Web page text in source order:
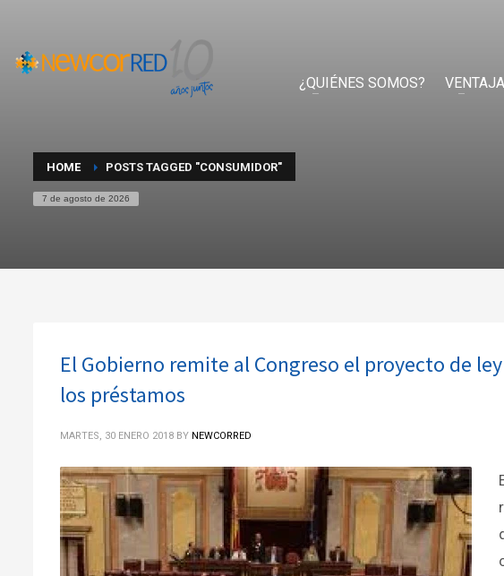
¿QUIÉNES SOMOS?
HOME POSTS TAGGED "CONSUMIDOR"
7 de agosto de 2026
El Gobierno remite al Congreso el proyecto de
los préstamos
MARTES, 30 ENERO 2018 BY NEWCORRED